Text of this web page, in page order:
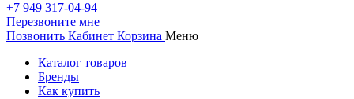
+7 949 317-04-94
Перезвоните мне
Позвонить Кабинет Корзина Меню
Каталог товаров
Бренды
Как купить